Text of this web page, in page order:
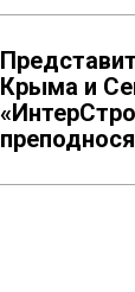
Крыма и